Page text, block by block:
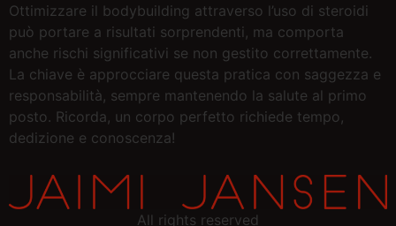
Ottimizzare il bodybuilding attraverso l’uso di steroidi
può portare a risultati sorprendenti, ma comporta
anche rischi significativi se non gestito correttamente.
La chiave è approcciare questa pratica con saggezza e
responsabilità, sempre mantenendo la salute al primo
posto. Ricorda, un corpo perfetto richiede tempo,
dedizione e conoscenza!
All rights reserved